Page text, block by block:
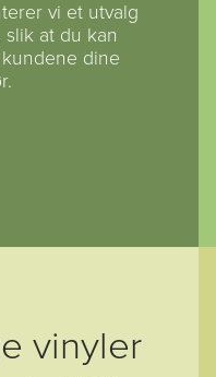
vi et utvalg
at du kan
dine
vinyler